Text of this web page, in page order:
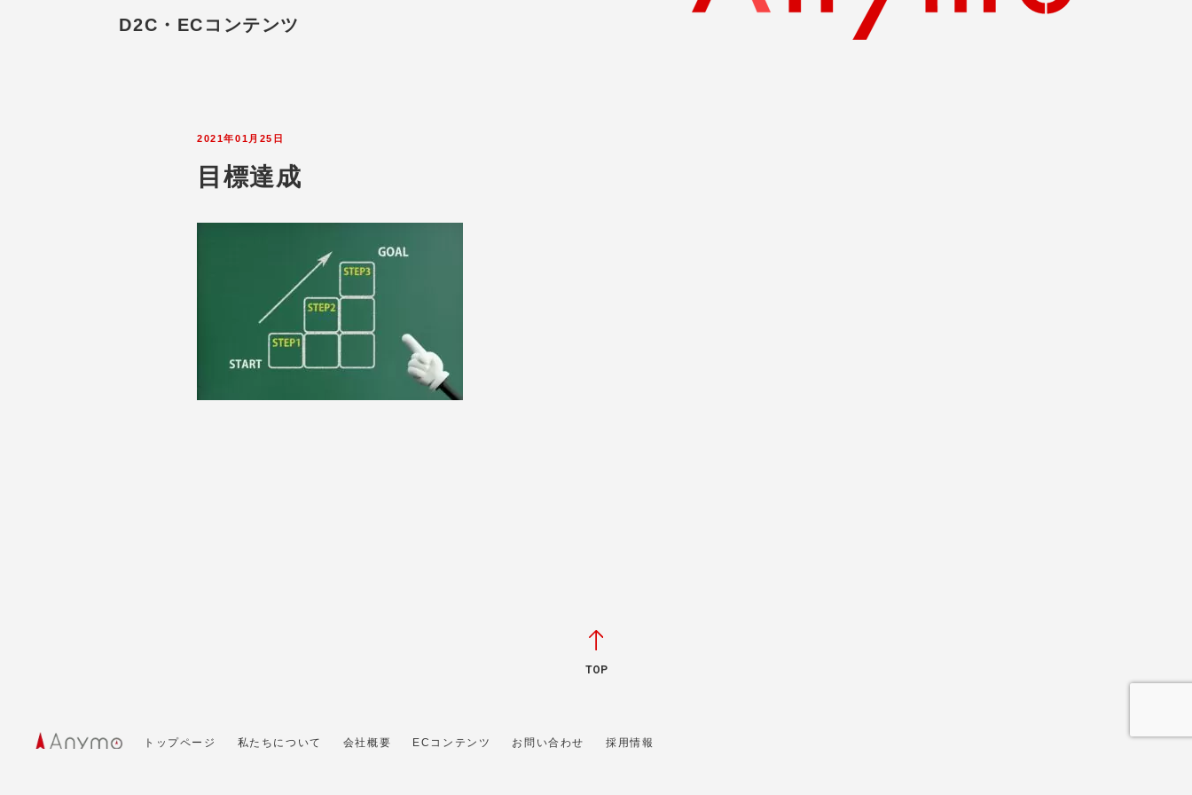
D2C・ECコンテンツ
2021年01月25日
目標達成
TOP
トップページ 私たちについて 会社概要 ECコンテンツ お問い合わせ 採用情報